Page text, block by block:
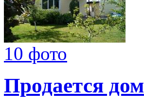
10 фото
Продается дом